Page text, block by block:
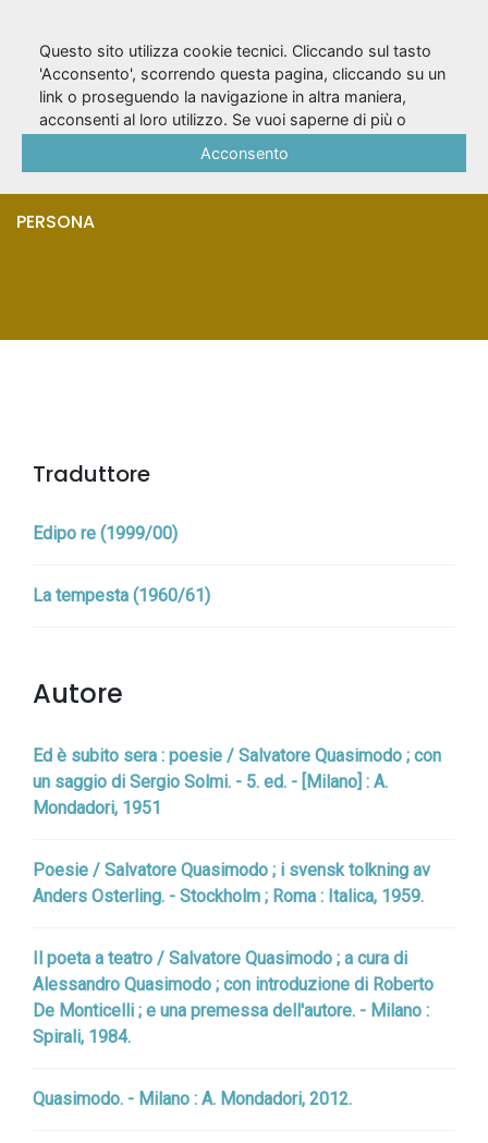
Quasimodo,
Salvatore
PERSONA
Traduttore
Edipo re (1999/00)
La tempesta (1960/61)
Autore
Ed è subito sera : poesie / Salvatore Quasimodo ; con
un saggio di Sergio Solmi. - 5. ed. - [Milano] : A.
Mondadori, 1951
Poesie / Salvatore Quasimodo ; i svensk tolkning av
Anders Osterling. - Stockholm ; Roma : Italica, 1959.
Il poeta a teatro / Salvatore Quasimodo ; a cura di
Alessandro Quasimodo ; con introduzione di Roberto
De Monticelli ; e una premessa dell'autore. - Milano :
Spirali, 1984.
Quasimodo. - Milano : A. Mondadori, 2012.
Questo sito utilizza cookie tecnici. Cliccando sul tasto
'Acconsento', scorrendo questa pagina, cliccando su un
link o proseguendo la navigazione in altra maniera,
acconsenti al loro utilizzo. Se vuoi saperne di più o
Acconsento